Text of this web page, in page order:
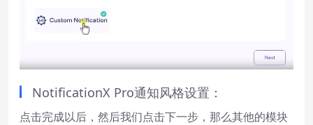
NotificationX Pro通知风格设置：
点击完成以后，然后我们点击下一步，那么其他的模块